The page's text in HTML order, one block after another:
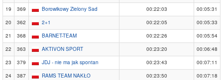
19
369 Borowikowy Zielony Sad 00:22:03
00:05:31
20
362 2+1 00:22:05
00:05:33
21
368 BARNET-TEAM 00:22:26
00:05:54
22
363 AKTIVON SPORT 00:23:20
00:06:48
23
379 JDJ - nie ma jak spontan 00:23:43
00:07:11
24
387 RAMS TEAM NAKŁO 00:23:50
00:07:18